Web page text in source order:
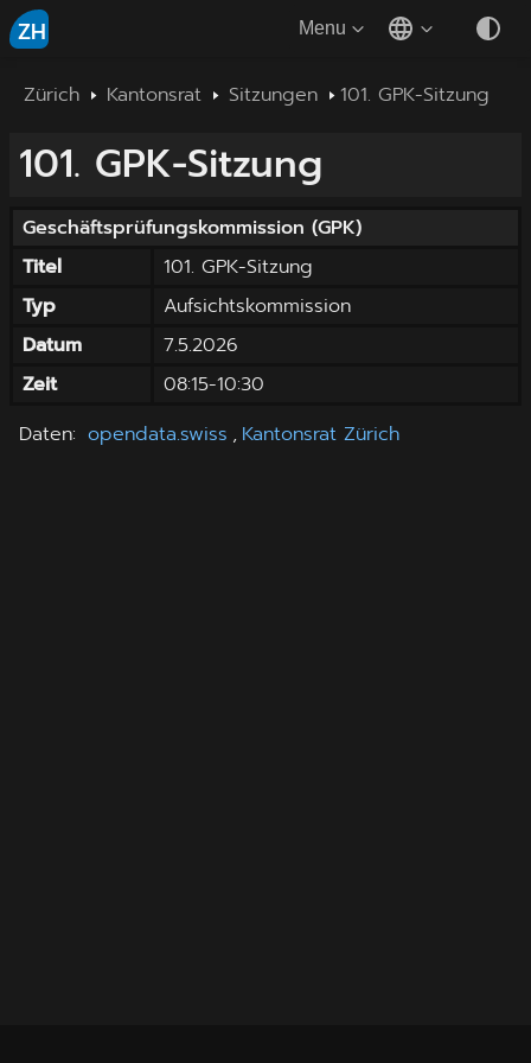
ZH Menu
Zürich Kantonsrat Sitzungen 101. GPK-Sitzung
101. GPK-Sitzung
Geschäftsprüfungskommission (GPK)
Titel
101. GPK-Sitzung
Typ
Aufsichtskommission
Datum
7.5.2026
Zeit
08:15-10:30
Daten: opendata.swiss , Kantonsrat Zürich